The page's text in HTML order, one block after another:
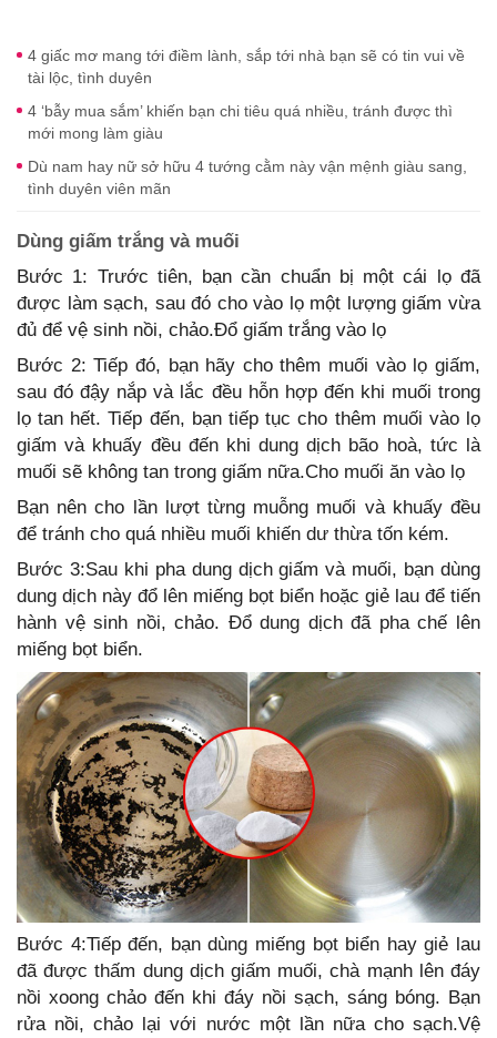
4 giấc mơ mang tới điềm lành, sắp tới nhà bạn sẽ có tin vui về
tài lộc, tình duyên
4 ‘bẫy mua sắm’ khiến bạn chi tiêu quá nhiều, tránh được thì
mới mong làm giàu
Dù nam hay nữ sở hữu 4 tướng cằm này vận mệnh giàu sang,
tình duyên viên mãn
Dùng giấm trắng và muối
Bước 1: Trước tiên, bạn cần chuẩn bị một cái lọ đã
được làm sạch, sau đó cho vào lọ một lượng giấm vừa
đủ để vệ sinh nồi, chảo.Đổ giấm trắng vào lọ
Bước 2: Tiếp đó, bạn hãy cho thêm muối vào lọ giấm,
sau đó đậy nắp và lắc đều hỗn hợp đến khi muối trong
lọ tan hết. Tiếp đến, bạn tiếp tục cho thêm muối vào lọ
giấm và khuấy đều đến khi dung dịch bão hoà, tức là
muối sẽ không tan trong giấm nữa.Cho muối ăn vào lọ
Bạn nên cho lần lượt từng muỗng muối và khuấy đều
để tránh cho quá nhiều muối khiến dư thừa tốn kém.
Bước 3:Sau khi pha dung dịch giấm và muối, bạn dùng
dung dịch này đổ lên miếng bọt biển hoặc giẻ lau để tiến
hành vệ sinh nồi, chảo. Đổ dung dịch đã pha chế lên
miếng bọt biển.
Bước 4:Tiếp đến, bạn dùng miếng bọt biển hay giẻ lau
đã được thấm dung dịch giấm muối, chà mạnh lên đáy
nồi xoong chảo đến khi đáy nồi sạch, sáng bóng. Bạn
rửa nồi, chảo lại với nước một lần nữa cho sạch.Vệ